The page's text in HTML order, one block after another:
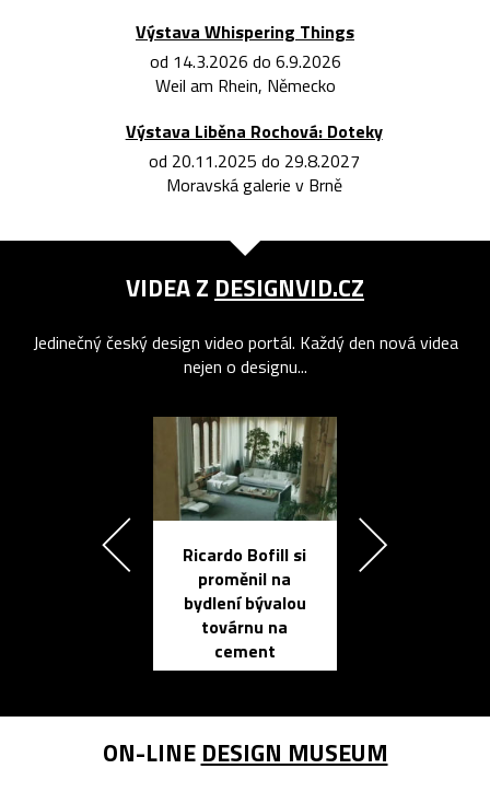
Výstava Whispering Things
od 14.3.2026 do 6.9.2026
Weil am Rhein, Německo
Výstava Liběna Rochová: Doteky
od 20.11.2025 do 29.8.2027
Moravská galerie v Brně
VIDEA Z DESIGNVID.CZ
Jedinečný český design video portál. Každý den nová videa
nejen o designu...
Ricardo Bofill si
proměnil na
bydlení bývalou
továrnu na
cement
ON-LINE DESIGN MUSEUM